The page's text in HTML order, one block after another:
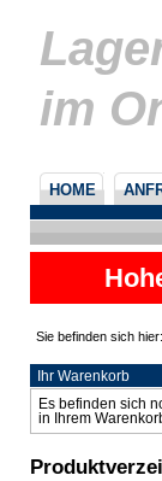
im
HOME
Sie befinden sich hier:
Ihr Warenkorb
Es befinden sich
in Ihrem